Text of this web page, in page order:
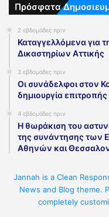
Πρόσφατα
2 εβδομάδες πριν
Καταγγελλόμενα για
Δικαστηρίων Αττικής
3 εβδομάδες πριν
Οι συνάδελφοι στον
δημιουργία επιτροπής
4 εβδομάδες πριν
Η θωράκιση του
της συνάντησης
Αθηνών και
Jannah is a Clean
News and Blog theme.
completely